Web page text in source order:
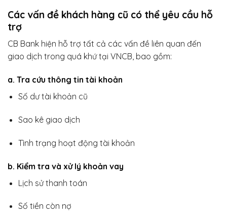
Các vấn đề khách hàng cũ có thể yêu cầu hỗ
trợ
CB Bank hiện hỗ trợ tất cả các vấn đề liên quan đến
giao dịch trong quá khứ tại VNCB, bao gồm:
a. Tra cứu thông tin tài khoản
Số dư tài khoản cũ
Sao kê giao dịch
Tình trạng hoạt động tài khoản
b. Kiểm tra và xử lý khoản vay
Lịch sử thanh toán
Số tiền còn nợ